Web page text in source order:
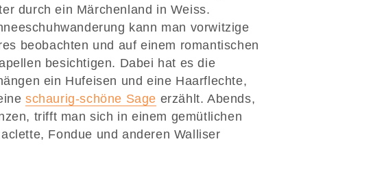
durch ein Märchenland in Weiss.
kann man vorwitzige
beobachten und auf einem romantischen
besichtigen. Dabei hat es die
ein Hufeisen und eine Haarflechte,
schaurig-schöne Sage erzählt. Abends,
trifft man sich in einem gemütlichen
Fondue und anderen Walliser